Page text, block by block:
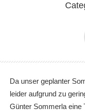
Da unser geplanter
leider aufgrund zu
Günter Sommerla eine